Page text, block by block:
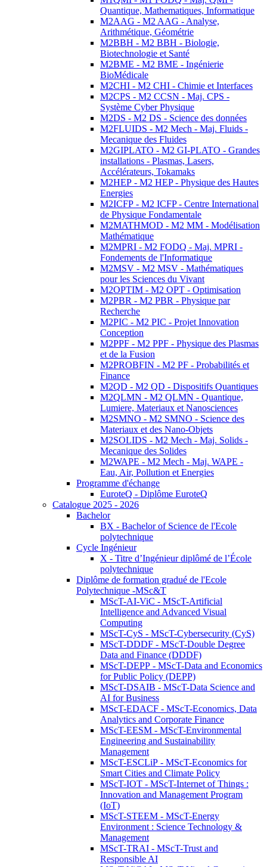
Quantique, Mathematiques, Informatique
M2AAG - M2 AAG - Analyse,
Arithmétique, Géométrie
M2BBH - M2 BBH - Biologie,
Biotechnologie et Santé
M2BME - M2 BME - Ingénierie
BioMédicale
M2CHI - M2 CHI - Chimie et Interfaces
M2CPS - M2 CCSN - Maj. CPS -
Système Cyber Physique
M2DS - M2 DS - Science des données
M2FLUIDS - M2 Mech - Maj. Fluids -
Mecanique des Fluides
M2GIPLATO - M2 GI-PLATO - Grandes
installations - Plasmas, Lasers,
Accélérateurs, Tokamaks
M2HEP - M2 HEP - Physique des Hautes
Energies
M2ICFP - M2 ICFP - Centre International
de Physique Fondamentale
M2MATHMOD - M2 MM - Modélisation
Mathématique
M2MPRI - M2 FODQ - Maj. MPRI -
Fondements de l'Informatique
M2MSV - M2 MSV - Mathématiques
pour les Sciences du Vivant
M2OPTIM - M2 OPT - Optimisation
M2PBR - M2 PBR - Physique par
Recherche
M2PIC - M2 PIC - Projet Innovation
Conception
M2PPF - M2 PPF - Physique des Plasmas
et de la Fusion
M2PROBFIN - M2 PF - Probabilités et
Finance
M2QD - M2 QD - Dispositifs Quantiques
M2QLMN - M2 QLMN - Quantique,
Lumiere, Materiaux et Nanosciences
M2SMNO - M2 SMNO - Science des
Materiaux et des Nano-Objets
M2SOLIDS - M2 Mech - Maj. Solids -
Mecanique des Solides
M2WAPE - M2 Mech - Maj. WAPE -
Eau, Air, Pollution et Energies
Programme d'échange
EuroteQ - Diplôme EuroteQ
Catalogue 2025 - 2026
Bachelor
BX - Bachelor of Science de l'Ecole
polytechnique
Cycle Ingénieur
X - Titre d’Ingénieur diplômé de l’École
polytechnique
Diplôme de formation gradué de l'Ecole
Polytechnique -MSc&T
MScT-AI-ViC - MScT-Artificial
Intelligence and Advanced Visual
Computing
MScT-CyS - MScT-Cybersecurity (CyS)
MScT-DDDF - MScT-Double Degree
Data and Finance (DDDF)
MScT-DEPP - MScT-Data and Economics
for Public Policy (DEPP)
MScT-DSAIB - MScT-Data Science and
AI for Business
MScT-EDACF - MScT-Economics, Data
Analytics and Corporate Finance
MScT-EESM - MScT-Environmental
Engineering and Sustainability
Management
MScT-ESCLiP - MScT-Economics for
Smart Cities and Climate Policy
MScT-IOT - MScT-Internet of Things :
Innovation and Management Program
(IoT)
MScT-STEEM - MScT-Energy
Environment : Science Technology &
Management
MScT-TRAI - MScT-Trust and
Responsible AI